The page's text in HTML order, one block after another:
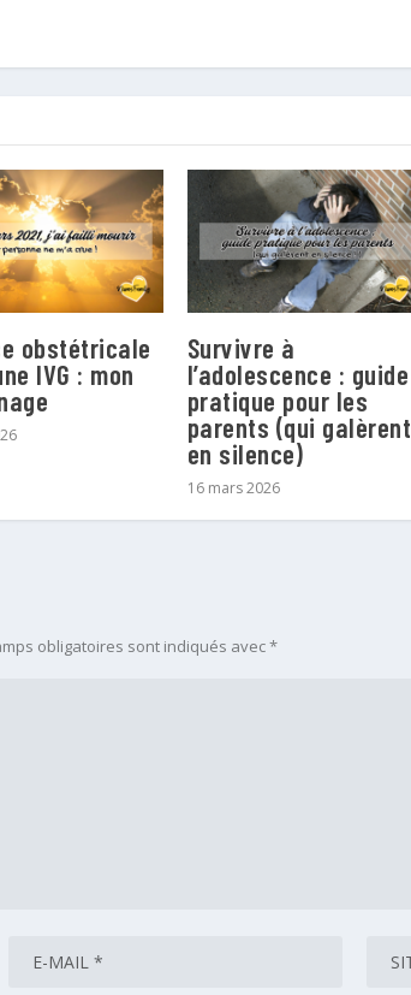
obstétricale
IVG : mon
Survivre à
l’adolescence : guide
pratique pour les
parents (qui galèrent
en silence)
16 mars 2026
obligatoires sont indiqués avec*